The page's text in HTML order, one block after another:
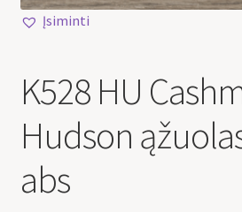
Įsiminti
K528 HU
Hudson
abs